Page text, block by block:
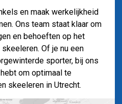
en maak werkelijkheid
Ons team staat klaar om
en behoeften op het
Of je nu een
sporter, bij ons
om optimaal te
skeeleren in Utrecht.